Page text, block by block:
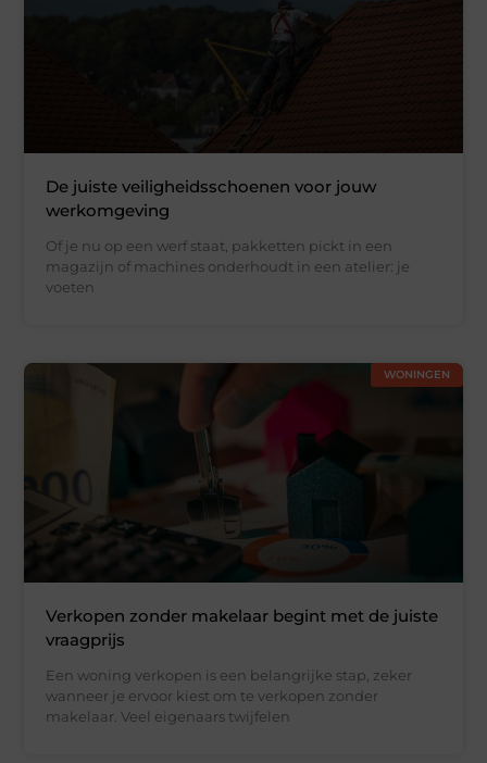
De juiste veiligheidsschoenen voor jouw
werkomgeving
Of je nu op een werf staat, pakketten pickt in een
magazijn of machines onderhoudt in een atelier: je
voeten
WONINGEN
Verkopen zonder makelaar begint met de juiste
vraagprijs
Een woning verkopen is een belangrijke stap, zeker
wanneer je ervoor kiest om te verkopen zonder
makelaar. Veel eigenaars twijfelen